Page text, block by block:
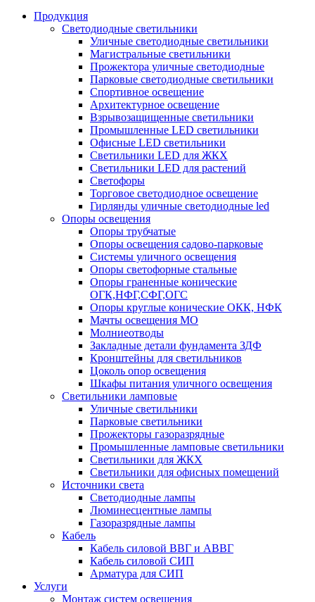
Продукция
Светодиодные светильники
Уличные светодиодные светильники
Магистральные светильники
Прожектора уличные светодиодные
Парковые светодиодные светильники
Спортивное освещение
Архитектурное освещение
Взрывозащищенные светильники
Промышленные LED светильники
Офисные LED светильники
Cветильники LED для ЖКХ
Светильники LED для растений
Светофоры
Торговое светодиодное освещение
Гирлянды уличные светодиодные led
Опоры освещения
Опоры трубчатые
Опоры освещения садово-парковые
Системы уличного освещения
Опоры светофорные стальные
Опоры граненные конические
ОГК,НФГ,СФГ,ОГС
Опоры круглые конические ОКК, НФК
Мачты освещения МО
Молниеотводы
Закладные детали фундамента ЗДФ
Кронштейны для светильников
Цоколь опор освещения
Шкафы питания уличного освещения
Светильники ламповые
Уличные светильники
Парковые светильники
Прожекторы газоразрядные
Промышленные ламповые светильники
Светильники для ЖКХ
Светильники для офисных помещений
Источники света
Светодиодные лампы
Люминесцентные лампы
Газоразрядные лампы
Кабель
Кабель силовой ВВГ и АВВГ
Кабель силовой СИП
Арматура для СИП
Услуги
Монтаж систем освещения